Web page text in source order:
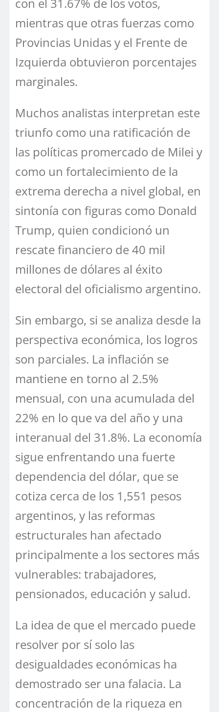
mientras que otras fuerzas como
Provincias Unidas y el Frente de
Izquierda obtuvieron porcentajes
marginales.
Muchos analistas interpretan este
triunfo como una ratificación de
las políticas promercado de Milei y
como un fortalecimiento de la
extrema derecha a nivel global, en
sintonía con figuras como Donald
Trump, quien condicionó un
rescate financiero de 40 mil
millones de dólares al éxito
electoral del oficialismo argentino.
Sin embargo, si se analiza desde la
perspectiva económica, los logros
son parciales. La inflación se
mantiene en torno al 2.5%
mensual, con una acumulada del
22% en lo que va del año y una
interanual del 31.8%. La economía
sigue enfrentando una fuerte
dependencia del dólar, que se
cotiza cerca de los 1,551 pesos
argentinos, y las reformas
estructurales han afectado
principalmente a los sectores más
vulnerables: trabajadores,
pensionados, educación y salud.
La idea de que el mercado puede
resolver por sí solo las
desigualdades económicas ha
demostrado ser una falacia. La
concentración de la riqueza en